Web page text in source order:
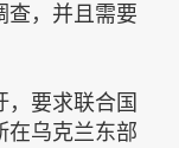
查，并且需要
，要求联合国
在乌克兰东部